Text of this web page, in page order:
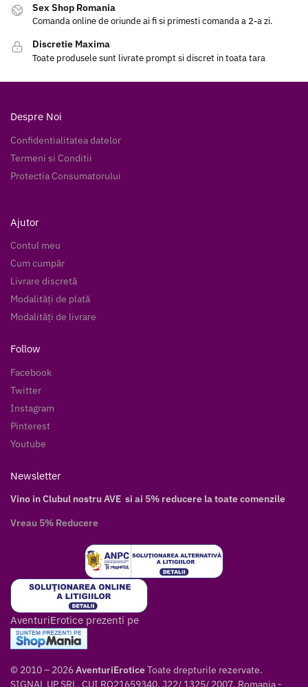
Sex Shop Romania
Comanda online de oriunde ai fi si primesti comanda a 2-a zi.
Discretie Maxima
Toate produsele sunt livrate prompt si discret in toata tara
Despre Noi
Confidentialitatea datelor
Termeni si Conditii
Protectia Consumatorului
Ajutor
Contul meu
Cum cumpăr
Livrare discretă
Modalități de plată
Modalități de livrare
Follow
Facebook
Twitter
Instagram
Pinterest
Youtube
Newsletter
Vino in Clubul nostru AVE si ai 5% reducere la toate comenzile
Vreau 5% Reducere
AventuriErotice prezenti pe
© 2010 – 2026AventuriEroticeToate drepturile rezervate.
SIGNAL UP SRL, CUI RO21659340, J22/ 1325/ 2007, Romania -